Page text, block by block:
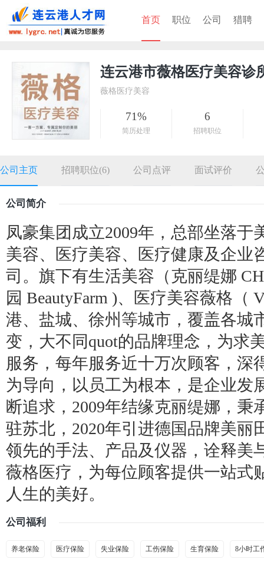
首页 职位 公司 猎聘
连云港市薇格医疗美容诊
薇格医疗美容
71%
简历处理
6
招聘职位
公司主页 招聘职位(6) 公司点评 面试评价
公司简介
凤豪集团成立2009年，总部坐落
美容、医疗美容、医疗健康及企业
司。旗下有生活美容（克丽缇娜
园 BeautyFarm )、医疗美容薇格（
港、盐城、徐州等城市，覆盖各城
变，大不同quot的品牌理念，为求
服务，每年服务近十万次顾客，深
为导向，以员工为根本，是企业发
断追求，2009年结缘克丽缇娜，
驻苏北，2020年引进德国品牌美丽
领先的手法、产品及仪器，诠释美
薇格医疗，为每位顾客提供一站式
人生的美好。
公司福利
养老保险 医疗保险 失业保险 工伤保险 生育保险 8小时工